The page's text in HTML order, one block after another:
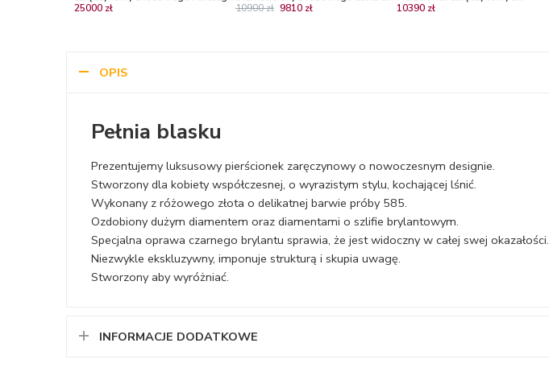
złota z diamentami
25000 zł
diamentami
10900 zł 9810 zł
różowego złota z diamentami
10390 zł
OPIS
Pełnia blasku
Prezentujemy luksusowy pierścionek zaręczynowy o nowoczesnym designie.
Stworzony dla kobiety współczesnej, o wyrazistym stylu, kochającej lśnić.
Wykonany z różowego złota o delikatnej barwie próby 585.
Ozdobiony dużym diamentem oraz diamentami o szlifie brylantowym.
Specjalna oprawa czarnego brylantu sprawia, że jest widoczny w całej swej okazałości.
Niezwykle ekskluzywny, imponuje strukturą i skupia uwagę.
Stworzony aby wyróżniać.
INFORMACJE DODATKOWE